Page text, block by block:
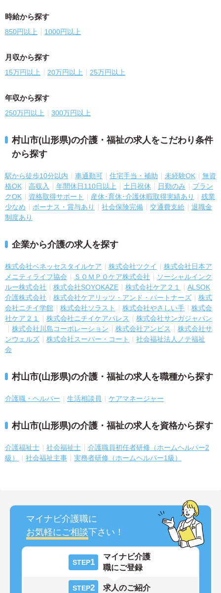
時給から探す
850円以上 1000円以上
月収から探す
15万円以上 20万円以上 25万円以上
年収から探す
250万円以上 300万円以上
村山市(山形県)の介護・福祉の求人をこだわり条件
から探す
駅から徒歩10分以内 車通勤可 住宅手当・補助 未経験OK
無資
格OK
高収入 年間休日110日以上 土日祝休 日勤のみ
ブラン
クOK
資格取得サポート 産休･育休･介護休暇取得実績あり
残業
少なめ
ボーナス・賞与あり 社会保険完備 交通費支給
退職金
制度あり
企業から介護の求人を探す
株式会社ベネッセスタイルケア 株式会社ツクイ
株式会社日本ア
メニティライフ協会
ＳＯＭＰＯケア株式会社
ソーシャルインク
ルー株式会社
株式会社SOYOKAZE 株式会社ケア２１
ALSOK
介護株式会社
株式会社ケアリッツ・アンド・パートナーズ
株式
会社ニチイ学館
株式会社ソラスト 株式会社やさしい手
株式会
社ケア２１
株式会社ニチイケアパレス
株式会社サンガジャパン
株式会社川島コーポレーション
株式会社アンビス
株式会社サ
ンウェルズ
株式会社スーパー・コート
社会福祉法人ノテ福祉
会
村山市(山形県)の介護・福祉の求人を職種から探す
介護職・ヘルパー 生活相談員 ケアマネージャー
村山市(山形県)の介護・福祉の求人を資格から探す
介護福祉士 社会福祉士
介護職員初任者研修（ホームヘルパー2
級）
社会福祉主事 実務者研修（ホームヘルパー1級）
マイナビ介護職に
お気軽にご相談下さい！
STEP1
マイナビ介護
職にご登録
STEP2 求人のご紹介